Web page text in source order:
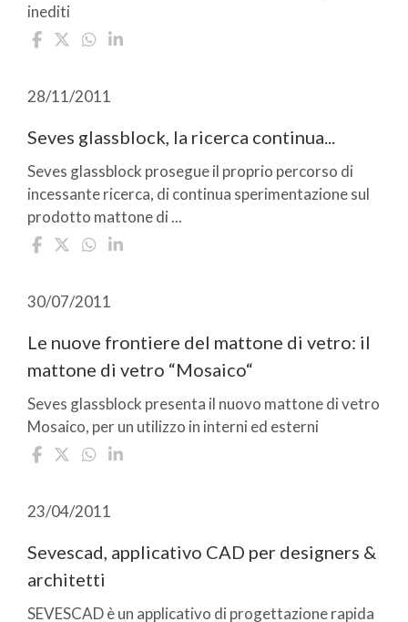
inediti
28/11/2011
Seves glassblock, la ricerca continua...
Seves glassblock prosegue il proprio percorso di
incessante ricerca, di continua sperimentazione sul
prodotto mattone di ...
30/07/2011
Le nuove frontiere del mattone di vetro: il
mattone di vetro “Mosaico“
Seves glassblock presenta il nuovo mattone di vetro
Mosaico, per un utilizzo in interni ed esterni
23/04/2011
Sevescad, applicativo CAD per designers &
architetti
SEVESCAD è un applicativo di progettazione rapida